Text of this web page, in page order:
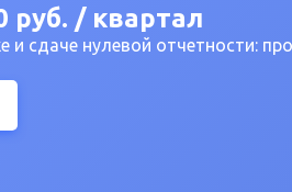
руб. / квартал
и сдаче нулевой отчетности: